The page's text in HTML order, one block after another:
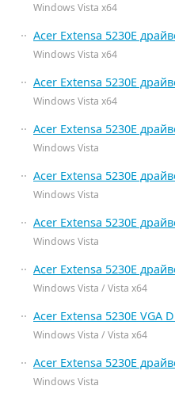
Windows Vista x64
Acer Extensa 5230E
Windows Vista x64
Acer Extensa 5230E
Windows Vista x64
Acer Extensa 5230E
Windows Vista
Acer Extensa 5230E
Windows Vista
Acer Extensa 5230E
Windows Vista
Acer Extensa 5230E
Windows Vista / Vista x64
Acer Extensa 5230E VGA
Windows Vista / Vista x64
Acer Extensa 5230E
Windows Vista